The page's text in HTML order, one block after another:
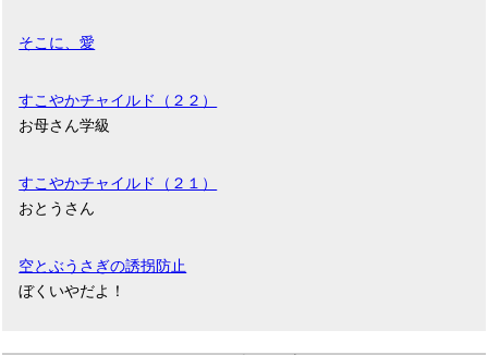
そこに、愛
すこやかチャイルド（２２）
お母さん学級
すこやかチャイルド（２１）
おとうさん
空とぶうさぎの誘拐防止
ぼくいやだよ！